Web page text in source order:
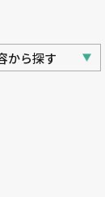
から探す